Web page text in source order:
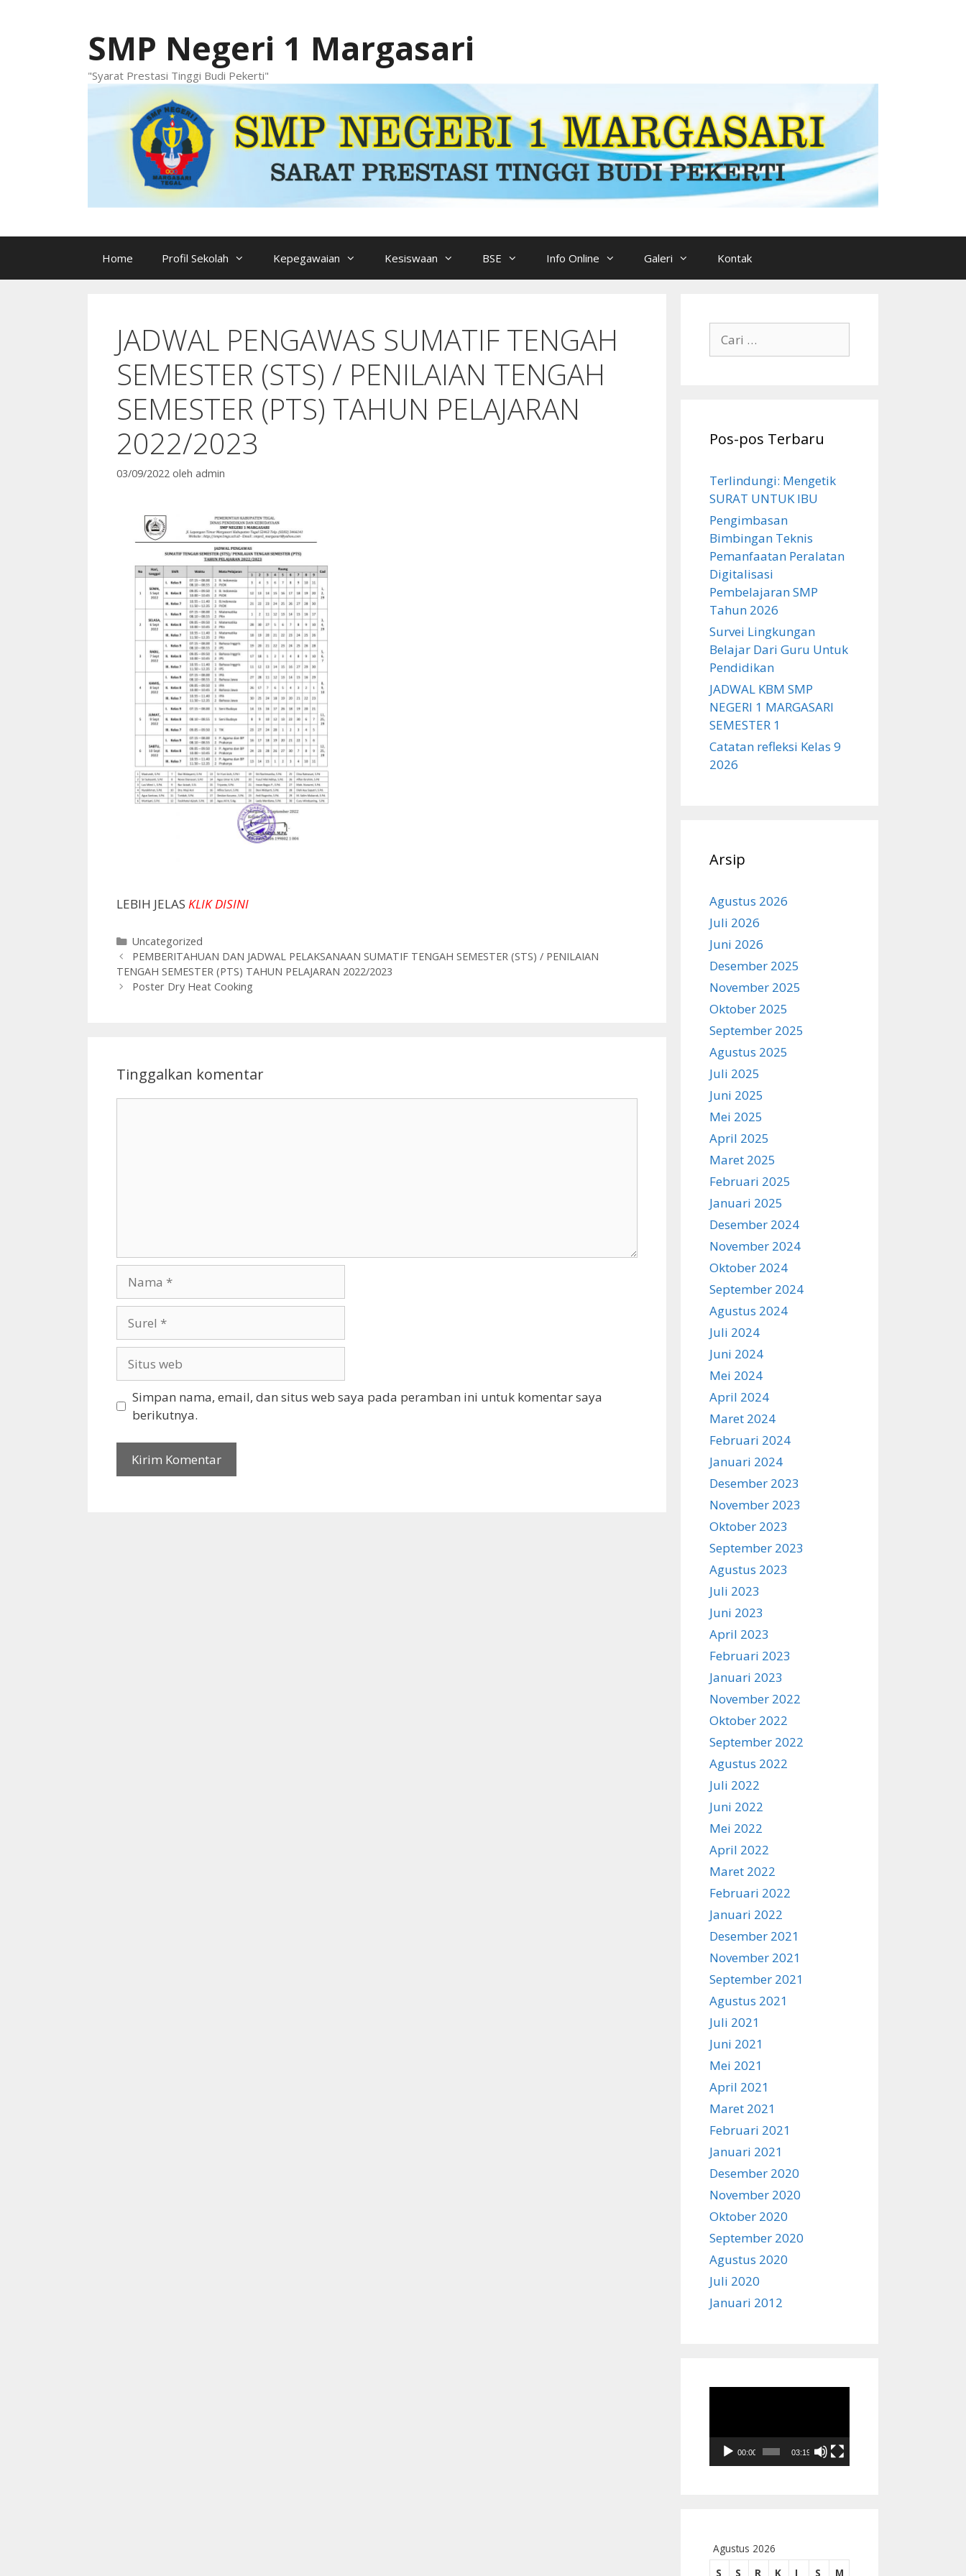
SMP Negeri 1 Margasari
"Syarat Prestasi Tinggi Budi Pekerti"
Home Profil Sekolah Kepegawaian Kesiswaan BSE Info Online Galeri Kontak
JADWAL PENGAWAS SUMATIF TENGAH
SEMESTER (STS) / PENILAIAN TENGAH
SEMESTER (PTS) TAHUN PELAJARAN
2022/2023
03/09/2022 oleh admin
LEBIH JELAS KLIK DISINI
Kategori
Uncategorized
PEMBERITAHUAN DAN JADWAL PELAKSANAAN SUMATIF TENGAH SEMESTER (STS) / PENILAIAN
TENGAH SEMESTER (PTS) TAHUN PELAJARAN 2022/2023
Poster Dry Heat Cooking
Tinggalkan komentar
web
Simpan nama, email, dan situs web saya pada peramban ini untuk komentar saya
berikutnya.
untuk:
Pos-pos Terbaru
Terlindungi: Mengetik
SURAT UNTUK IBU
Pengimbasan
Bimbingan Teknis
Pemanfaatan Peralatan
Digitalisasi
Pembelajaran SMP
Tahun 2026
Survei Lingkungan
Belajar Dari Guru Untuk
Pendidikan
JADWAL KBM SMP
NEGERI 1 MARGASARI
SEMESTER 1
Catatan refleksi Kelas 9
2026
Arsip
Agustus 2026
Juli 2026
Juni 2026
Desember 2025
November 2025
Oktober 2025
September 2025
Agustus 2025
Juli 2025
Juni 2025
Mei 2025
April 2025
Maret 2025
Februari 2025
Januari 2025
Desember 2024
November 2024
Oktober 2024
September 2024
Agustus 2024
Juli 2024
Juni 2024
Mei 2024
April 2024
Maret 2024
Februari 2024
Januari 2024
Desember 2023
November 2023
Oktober 2023
September 2023
Agustus 2023
Juli 2023
Juni 2023
April 2023
Februari 2023
Januari 2023
November 2022
Oktober 2022
September 2022
Agustus 2022
Juli 2022
Juni 2022
Mei 2022
April 2022
Maret 2022
Februari 2022
Januari 2022
Desember 2021
November 2021
September 2021
Agustus 2021
Juli 2021
Juni 2021
Mei 2021
April 2021
Maret 2021
Februari 2021
Januari 2021
Desember 2020
November 2020
Oktober 2020
September 2020
Agustus 2020
Juli 2020
Januari 2012
00:00 03:19
Agustus 2026
S
S R K J S M